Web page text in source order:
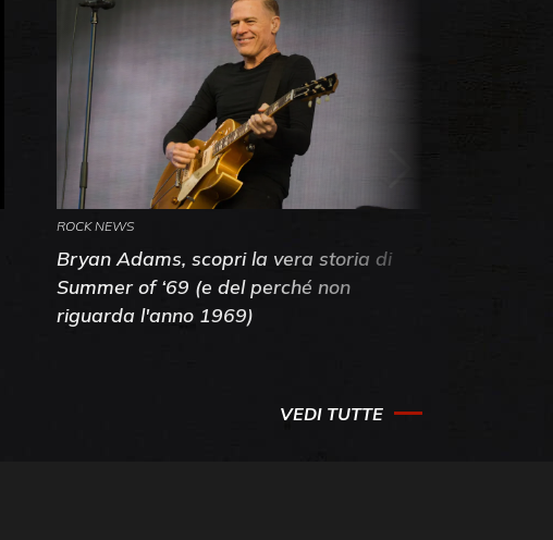
ROCK NEWS
Bryan Adams, scopri la vera storia di
Summer of ‘69 (e del perché non
riguarda l'anno 1969)
VEDI TUTTE